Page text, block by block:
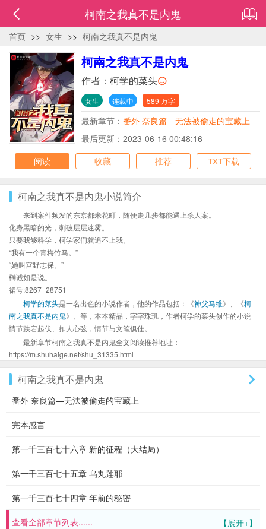
柯南之我真不是内鬼
首页 >> 女生 >> 柯南之我真不是内鬼
柯南之我真不是内鬼
作者： 柯学的菜头
女生 连载中 589 万字
最新章节： 番外 奈良篇—无法被偷走的宝藏上
最后更新：2023-06-16 00:48:16
阅读
收藏 推荐 TXT下载
柯南之我真不是内鬼小说简介
来到案件频发的东京都米花町，随便走几步都能遇上杀人案。
化身黑暗的光，刺破层层迷雾。
只要我够科学，柯学家们就追不上我。
“我有一个青梅竹马。”
“她叫宫野志保。”
榊诚如是说。
裙号:8267=28751
柯学的菜头是一名出色的小说作者，他的作品包括：《神父马维》、《柯
南之我真不是内鬼》、等，本本精品，字字珠玑，作者柯学的菜头创作的小说
情节跌宕起伏、扣人心弦，情节与文笔俱佳。
最新章节柯南之我真不是内鬼全文阅读推荐地址：
https://m.shuhaige.net/shu_31335.html
柯南之我真不是内鬼
番外 奈良篇—无法被偷走的宝藏上
完本感言
第一千三百七十六章 新的征程（大结局）
第一千三百七十五章 乌丸莲耶
第一千三百七十四章 年前的秘密
【展开+】
查看全部章节列表......